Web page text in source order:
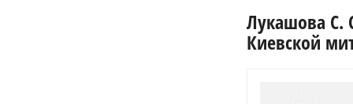
Лукашова С.
Киевской